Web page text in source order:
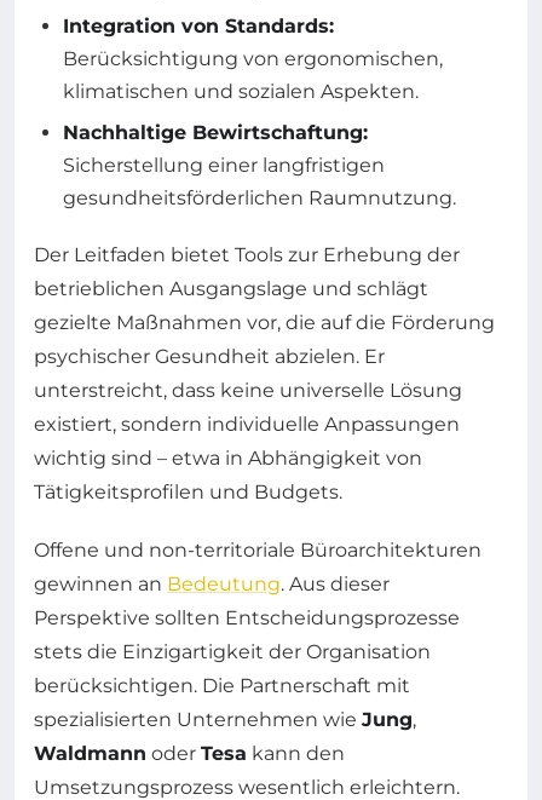
Integration von Standards:
Berücksichtigung von ergonomischen,
klimatischen und sozialen Aspekten.
Nachhaltige Bewirtschaftung:
Sicherstellung einer langfristigen
gesundheitsförderlichen Raumnutzung.
Der Leitfaden bietet Tools zur Erhebung der
betrieblichen Ausgangslage und schlägt
gezielte Maßnahmen vor, die auf die Förderung
psychischer Gesundheit abzielen. Er
unterstreicht, dass keine universelle Lösung
existiert, sondern individuelle Anpassungen
wichtig sind – etwa in Abhängigkeit von
Tätigkeitsprofilen und Budgets.
Offene und non-territoriale Büroarchitekturen
gewinnen an Bedeutung. Aus dieser
Perspektive sollten Entscheidungsprozesse
stets die Einzigartigkeit der Organisation
berücksichtigen. Die Partnerschaft mit
spezialisierten Unternehmen wie Jung,
Waldmann oder Tesa kann den
Umsetzungsprozess wesentlich erleichtern.